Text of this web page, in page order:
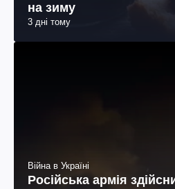
на зиму
3 дні тому
Війна в Україні
Російська армія